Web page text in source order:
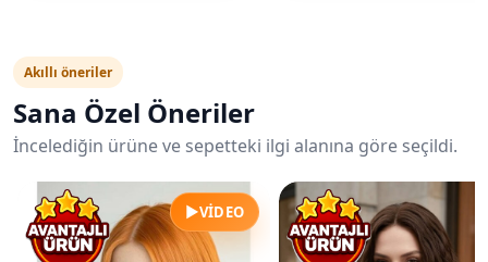
Akıllı öneriler
Sana Özel Öneriler
İncelediğin ürüne ve sepetteki ilgi alanına göre seçildi.
▶VIDEO